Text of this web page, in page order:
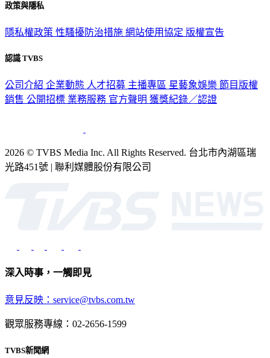
政策與隱私
隱私權政策 性騷擾防治措施 網站使用協定 版權宣告
認識 TVBS
公司介紹 企業動態 人才招募 主播專區 星藝象娛樂 節目版權
銷售 公開招標 業務服務 官方聲明 獲獎紀錄／認證
2026 © TVBS Media Inc. All Rights Reserved. 台北市內湖區瑞
光路451號 | 聯利媒體股份有限公司
深入時事，一觸即見
意見反映：service@tvbs.com.tw
觀眾服務專線：02-2656-1599
TVBS新聞網